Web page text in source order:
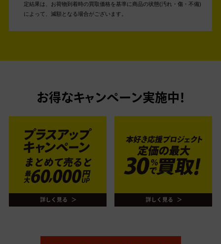
定結果は、お荷物到着時の買取価格を基準に商品の状態(汚れ・傷・不備)
によって、減額となる場合がございます。
お得なキャンペーン実施中！